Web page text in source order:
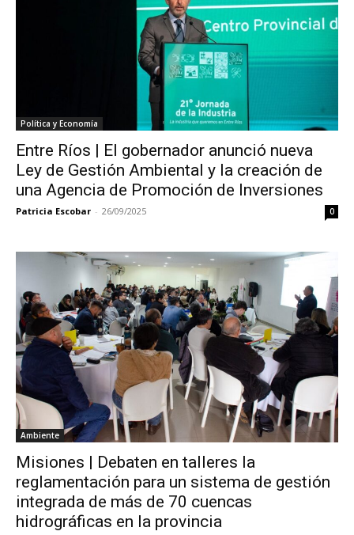
Política y Economía
Entre Ríos | El gobernador anunció nueva
Ley de Gestión Ambiental y la creación de
una Agencia de Promoción de Inversiones
Patricia Escobar - 26/09/2025 0
Ambiente
Misiones | Debaten en talleres la
reglamentación para un sistema de gestión
integrada de más de 70 cuencas
hidrográficas en la provincia